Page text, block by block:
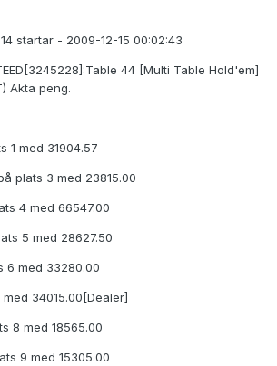
startar - 2009-12-15 00:02:43
44 [Multi Table Hold'em]
Äkta peng.
1 med 31904.57
plats 3 med 23815.00
4 med 66547.00
5 med 28627.50
6 med 33280.00
34015.00[Dealer]
8 med 18565.00
9 med 15305.00